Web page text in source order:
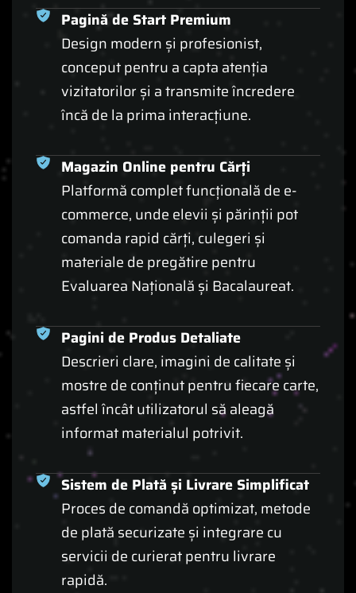
Pagină de Start Premium
Design modern și profesionist,
conceput pentru a capta atenția
vizitatorilor și a transmite încredere
încă de la prima interacțiune.
Magazin Online pentru Cărți
Platformă complet funcțională de e-
commerce, unde elevii și părinții pot
comanda rapid cărți, culegeri și
materiale de pregătire pentru
Evaluarea Națională și Bacalaureat.
Pagini de Produs Detaliate
Descrieri clare, imagini de calitate și
mostre de conținut pentru fiecare carte,
astfel încât utilizatorul să aleagă
informat materialul potrivit.
Sistem de Plată și Livrare Simplificat
Proces de comandă optimizat, metode
de plată securizate și integrare cu
servicii de curierat pentru livrare
rapidă.